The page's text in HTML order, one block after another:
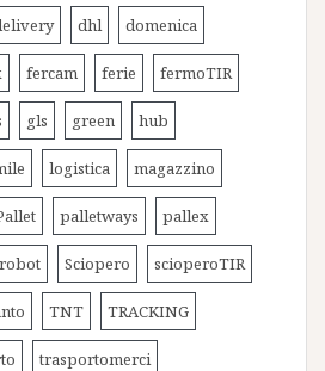
dhl domenica
fercam ferie fermoTIR
gls green hub
logistica magazzino
palletways pallex
robot Sciopero scioperoTIR
TNT TRACKING
trasportomerci